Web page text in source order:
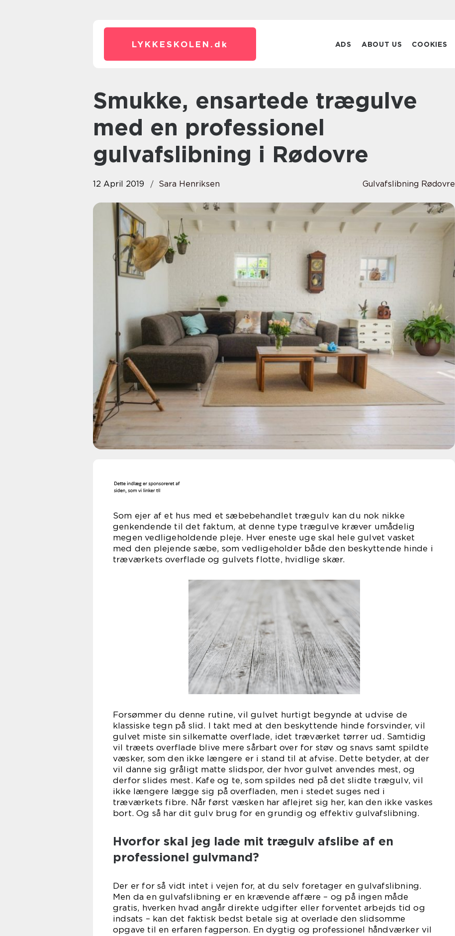
LYKKESKOLEN. dk ADS ABOUT US COOKIES
Smukke, ensartede trægulve
med en professionel
gulvafslibning i Rødovre
12 April 2019 Sara Henriksen Gulvafslibning Rødovre
Som ejer af et hus med et sæbebehandlet trægulv kan du nok nikke
genkendende til det faktum, at denne type trægulve kræver umådelig
megen vedligeholdende pleje. Hver eneste uge skal hele gulvet vasket
med den plejende sæbe, som vedligeholder både den beskyttende hinde i
træværkets overflade og gulvets flotte, hvidlige skær.
Forsømmer du denne rutine, vil gulvet hurtigt begynde at udvise de
klassiske tegn på slid. I takt med at den beskyttende hinde forsvinder, vil
gulvet miste sin silkematte overflade, idet træværket tørrer ud. Samtidig
vil træets overflade blive mere sårbart over for støv og snavs samt spildte
væsker, som den ikke længere er i stand til at afvise. Dette betyder, at der
vil danne sig gråligt matte slidspor, der hvor gulvet anvendes mest, og
derfor slides mest. Kafe og te, som spildes ned på det slidte trægulv, vil
ikke længere lægge sig på overfladen, men i stedet suges ned i
træværkets fibre. Når først væsken har aflejret sig her, kan den ikke vaskes
bort. Og så har dit gulv brug for en grundig og effektiv gulvafslibning.
Hvorfor skal jeg lade mit trægulv afslibe af en
professionel gulvmand?
Der er for så vidt intet i vejen for, at du selv foretager en gulvafslibning.
Men da en gulvafslibning er en krævende affære – og på ingen måde
gratis, hverken hvad angår direkte udgifter eller forventet arbejds tid og
indsats – kan det faktisk bedst betale sig at overlade den slidsomme
opgave til en erfaren fagperson. En dygtig og professionel håndværker vil